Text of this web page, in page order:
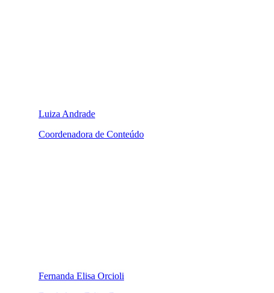
Luiza Andrade
Coordenadora de Conteúdo
Fernanda Elisa Orcioli